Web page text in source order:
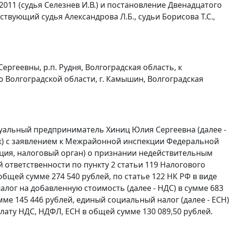
(судья Селезнев И.В.) и постановление Двенадцатого
судья Александрова Л.Б., судьи Борисова Т.С.,
р.п. Рудня, Волгоградская область, к
области, г. Камышин, Волгоградская
предприниматель Хиниц Юлия Сергеевна (далее -
с заявлением к Межрайонной инспекции Федеральной
налоговый орган) о признании недействительным
по пункту 2 статьи 119 Налогового
сумме 274 540 рублей, по статье 122 НК РФ в виде
на добавленную стоимость (далее - НДС) в сумме 683
145 446 рублей, единый социальный налог (далее - ЕСН)
НДС, НДФЛ, ЕСН в общей сумме 130 089,50 рублей.